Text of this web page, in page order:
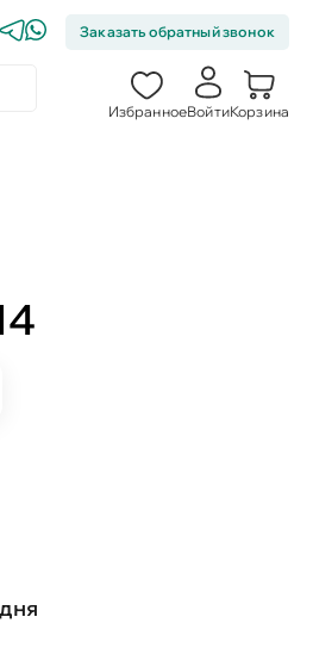
Заказать обратный звонок
ИзбранноеВойтиКорзина